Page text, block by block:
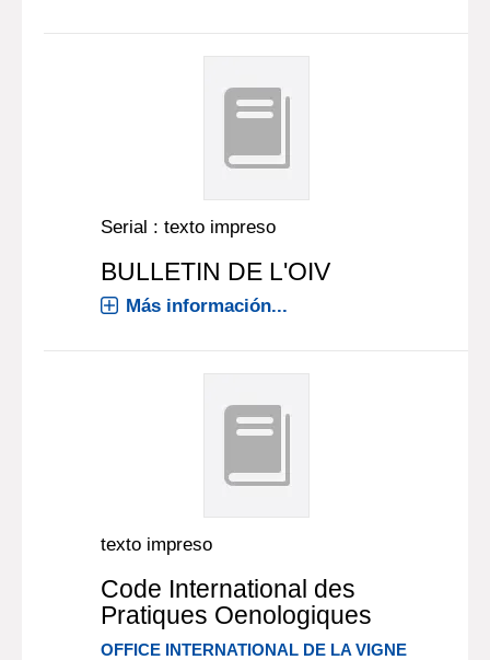
Serial : texto impreso
BULLETIN DE L'OIV
Más información...
texto impreso
Code International des
Pratiques Oenologiques
OFFICE INTERNATIONAL DE LA VIGNE